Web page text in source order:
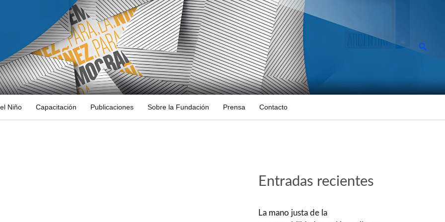
Buscar
Niño Capacitación Publicaciones Sobre la Fundación Prensa Contacto
Entradas recientes
La mano justa de la